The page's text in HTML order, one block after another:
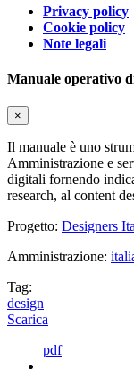
Privacy policy
Cookie policy
Note legali
Manuale operativo
×
Il manuale è uno
Amministrazione e
digitali fornendo
research, al content
Progetto: Designers
Amministrazione:
Tag:
design
Scarica
pdf